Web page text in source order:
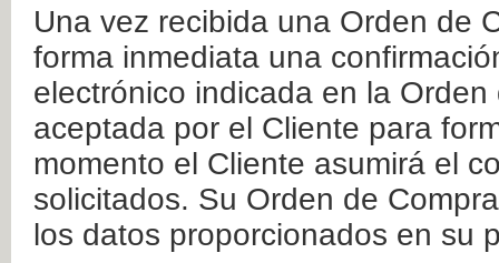
Una vez recibida una Orden de
forma inmediata una
electrónico indicada en la
aceptada por el Cliente para
momento el Cliente asumirá el
solicitados. Su Orden de
los datos proporcionados en su